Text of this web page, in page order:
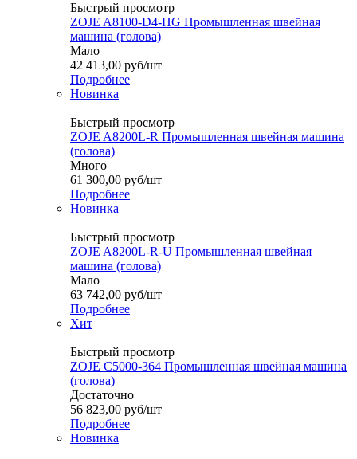
Быстрый просмотр
ZOJE A8100-D4-HG Промышленная швейная
машина (голова)
Мало
42 413,00 руб/шт
Подробнее
Новинка
Быстрый просмотр
ZOJE A8200L-R Промышленная швейная машина
(голова)
Много
61 300,00 руб/шт
Подробнее
Новинка
Быстрый просмотр
ZOJE A8200L-R-U Промышленная швейная
машина (голова)
Мало
63 742,00 руб/шт
Подробнее
Хит
Быстрый просмотр
ZOJE C5000-364 Промышленная швейная машина
(голова)
Достаточно
56 823,00 руб/шт
Подробнее
Новинка